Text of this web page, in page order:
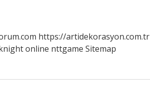
https://artidekorasyon.com.tr
online nttgame Sitemap